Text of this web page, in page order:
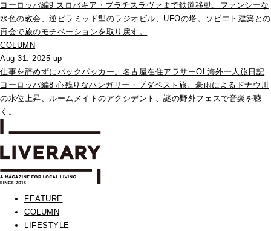
ヨーロッパ編9 スロバキア・ブラチスラヴァまで鉄道移動。ファンシーな
水色の教会、逆ピラミッド型のラジオビル、UFOの塔。ソビエト建築との
再会で旅のモチベーションを取り戻す。
COLUMN
Aug 31. 2025 up
仕事を辞めずにバックパッカー。名古屋在住アラサーOL海外一人旅日記
ヨーロッパ編8 心残りなハンガリー・ブダペスト旅。豪雨によるドナウ川
の水位上昇、ルームメイトのアクシデント、謎の野外フェスで音楽を聴
く。
FEATURE
COLUMN
LIFESTYLE